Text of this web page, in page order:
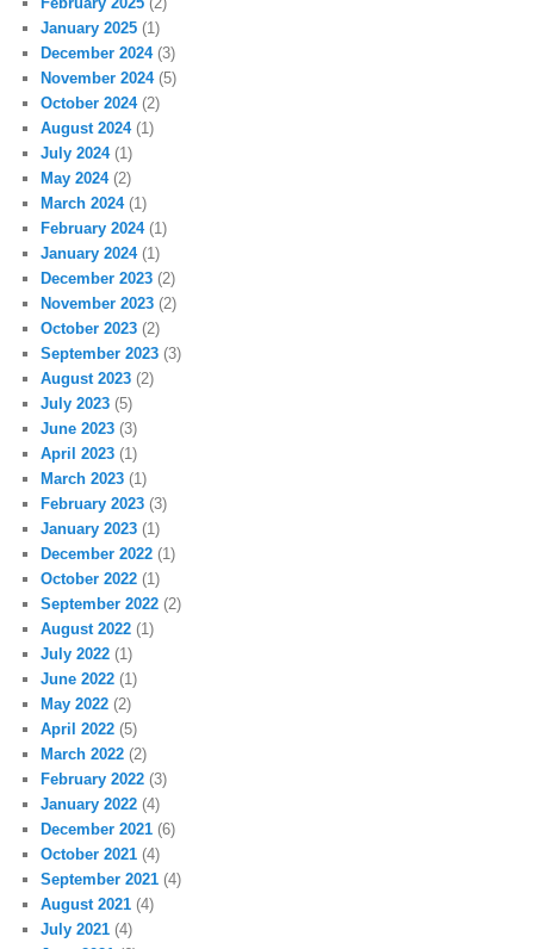
January 2025 (1)
December 2024(3)
November 2024(5)
October 2024(2)
August 2024(1)
July 2024(1)
May 2024(2)
March 2024(1)
February 2024(1)
January 2024(1)
December 2023 (2)
November 2023 (2)
October 2023 (2)
September 2023 (3)
August 2023 (2)
July 2023 (5)
June 2023 (3)
April 2023 (1)
March 2023 (1)
February 2023 (3)
January 2023 (1)
December 2022 (1)
October 2022 (1)
September 2022 (2)
August 2022 (1)
July 2022 (1)
June 2022 (1)
May 2022 (2)
April 2022 (5)
March 2022 (2)
February 2022 (3)
January 2022 (4)
December 2021 (6)
October 2021 (4)
September 2021 (4)
August 2021 (4)
July 2021 (4)